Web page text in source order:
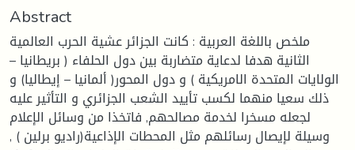
Abstract
ملخص باللغة العربية : كانت الجزائر عشية الحرب العالمية
الثانية هدفا لدعاية متضاربة بين دول الحلفاء ( بريطانيا –
الولايات المتحدة الامريكية ) و دول المحور( ألمانيا – إيطاليا) و
ذلك سعيا منهما لكسب تأييد الشعب الجزائري و التأثير عليه
لجعله مسخرا لخدمة مصالحهم, فاتخذا من وسائل الإعلام
وسيلة لإيصال رسائلهم مثل المحطات الإذاعية(راديو برلين ) ,